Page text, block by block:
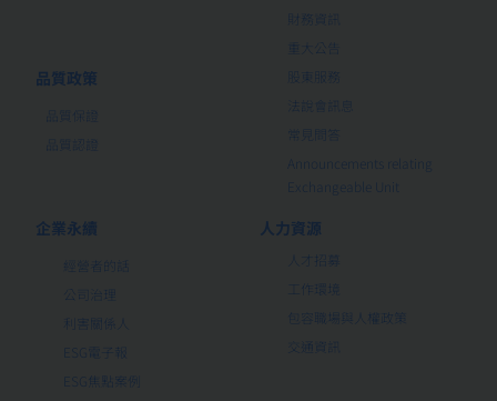
品質政策
品質保證
品質認證
財務資訊
重大公告
股東服務
法說會訊息
常見問答
Announcements relating
Exchangeable Unit
企業永續
經營者的話
公司治理
利害關係人
ESG電子報
ESG焦點案例
人力資源
人才招募
工作環境
包容職場與人權政策
交通資訊